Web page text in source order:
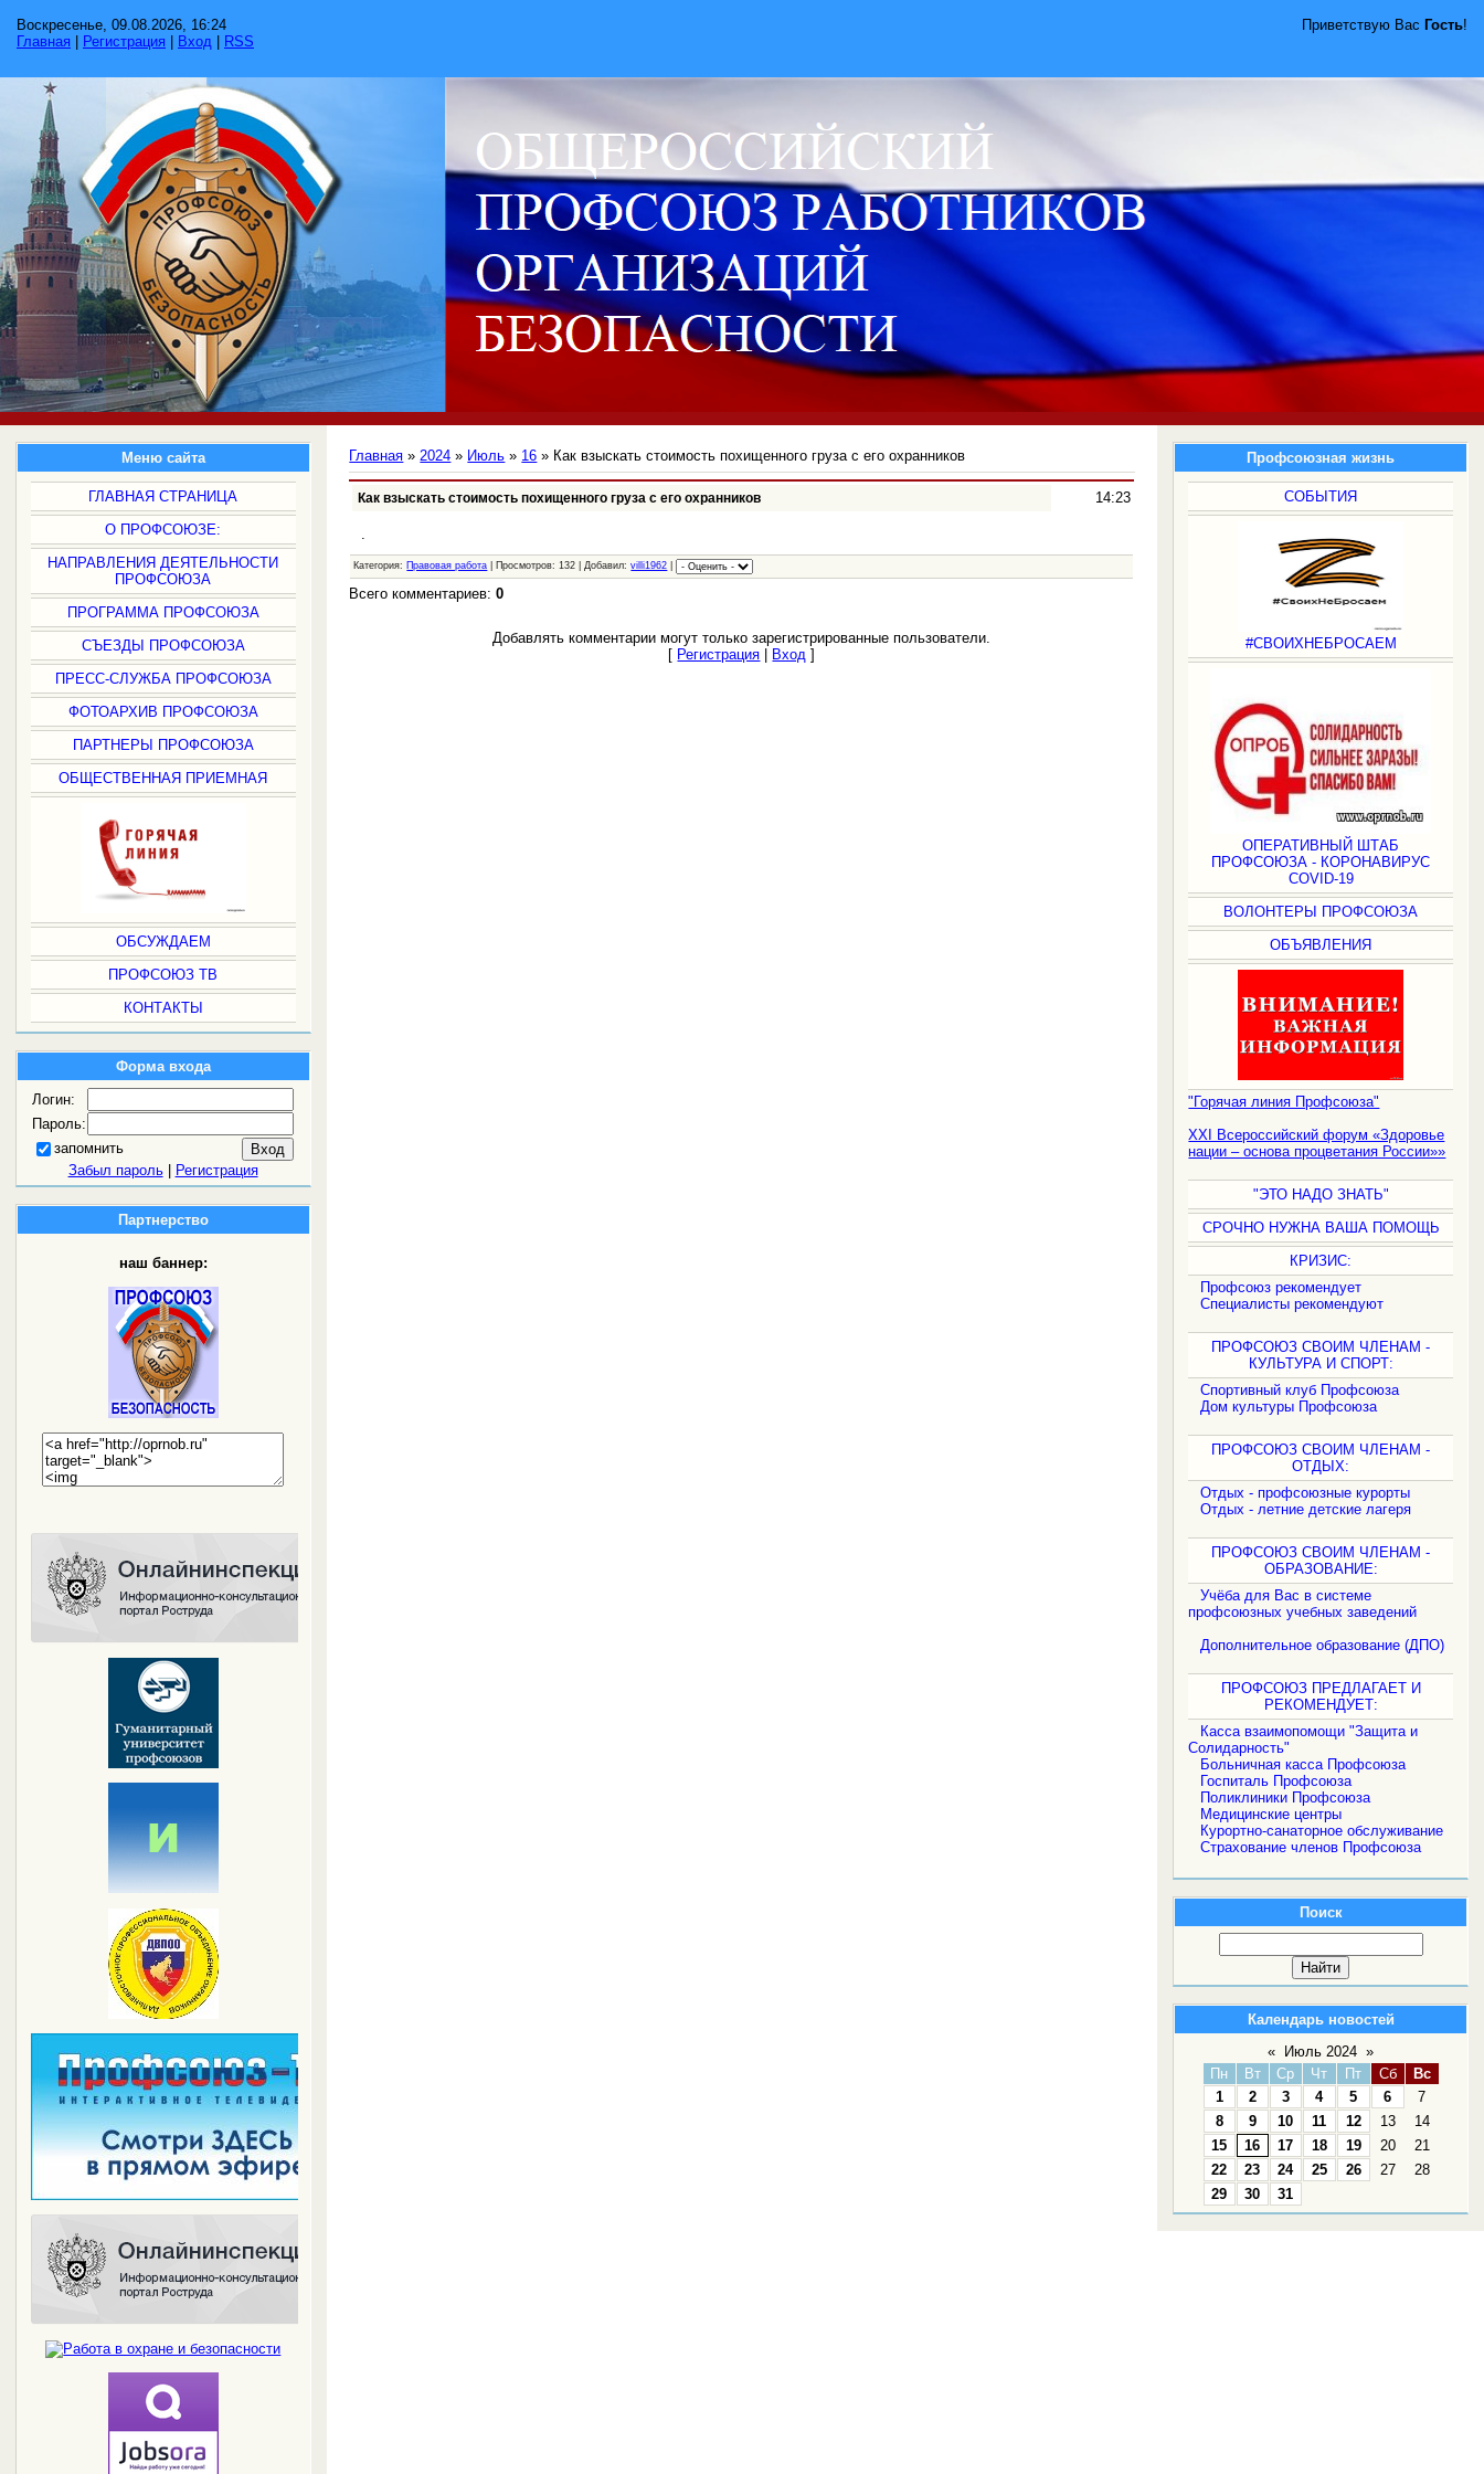
Приветствую Вас Гость!
Воскресенье, 09.08.2026, 16:24
Главная
Регистрация Вход RSS
Меню сайта
ГЛАВНАЯ СТРАНИЦА
О ПРОФСОЮЗЕ:
НАПРАВЛЕНИЯ ДЕЯТЕЛЬНОСТИ
ПРОФСОЮЗА
ПРОГРАММА ПРОФСОЮЗА
СЪЕЗДЫ ПРОФСОЮЗА
ПРЕСС-СЛУЖБА ПРОФСОЮЗА
ФОТОАРХИВ ПРОФСОЮЗА
ПАРТНЕРЫ ПРОФСОЮЗА
ОБЩЕСТВЕННАЯ ПРИЕМНАЯ
ОБСУЖДАЕМ
ПРОФСОЮЗ ТВ
КОНТАКТЫ
Форма входа
Логин:
Пароль:
запомнить
Забыл пароль| Регистрация
Партнерство
наш баннер:
Профсоюзная жизнь
СОБЫТИЯ
#СВОИХНЕБРОСАЕМ
ОПЕРАТИВНЫЙ ШТАБ
ПРОФСОЮЗА - КОРОНАВИРУС
COVID-19
ВОЛОНТЕРЫ ПРОФСОЮЗА
ОБЪЯВЛЕНИЯ
"Горячая линия Профсоюза"
XXI Всероссийский форум «Здоровье
нации – основа процветания России»»
"ЭТО НАДО ЗНАТЬ"
СРОЧНО НУЖНА ВАША ПОМОЩЬ
КРИЗИС:
Профсоюз рекомендует
Специалисты рекомендуют
ПРОФСОЮЗ СВОИМ ЧЛЕНАМ -
КУЛЬТУРА И СПОРТ:
Спортивный клуб Профсоюза
Дом культуры Профсоюза
ПРОФСОЮЗ СВОИМ ЧЛЕНАМ -
ОТДЫХ:
Отдых - профсоюзные курорты
Отдых - летние детские лагеря
ПРОФСОЮЗ СВОИМ ЧЛЕНАМ -
ОБРАЗОВАНИЕ:
Учёба для Вас в системе
профсоюзных учебных заведений
Дополнительное образование (ДПО)
ПРОФСОЮЗ ПРЕДЛАГАЕТ И
РЕКОМЕНДУЕТ:
Касса взаимопомощи "Защита и
Солидарность"
Больничная касса Профсоюза
Госпиталь Профсоюза
Поликлиники Профсоюза
Медицинские центры
Курортно-санаторное обслуживание
Страхование членов Профсоюза
Поиск
Календарь новостей
«
Июль 2024 »
Пн
Вт Ср Чт Пт Сб
Вс
1
2 3 4 5 6
7
8
9 10 11 12 13
14
15
16 17 18 19 20
21
22
23 24 25 26 27
28
29
30 31
Главная »2024 » Июль » 16 » Как взыскать стоимость похищенного груза с его охранников
Как взыскать стоимость похищенного груза с его охранников 14:23
.
Категория: Правовая работа | Просмотров: 132 | Добавил:villi1962
Всего комментариев:0
Добавлять комментарии могут только зарегистрированные пользователи.
[ Регистрация Вход ]